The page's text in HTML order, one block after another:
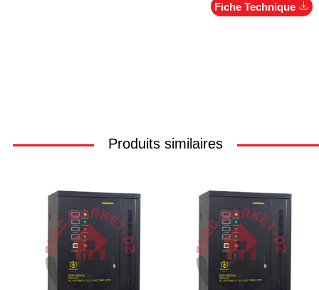
Fiche Technique
Produits similaires